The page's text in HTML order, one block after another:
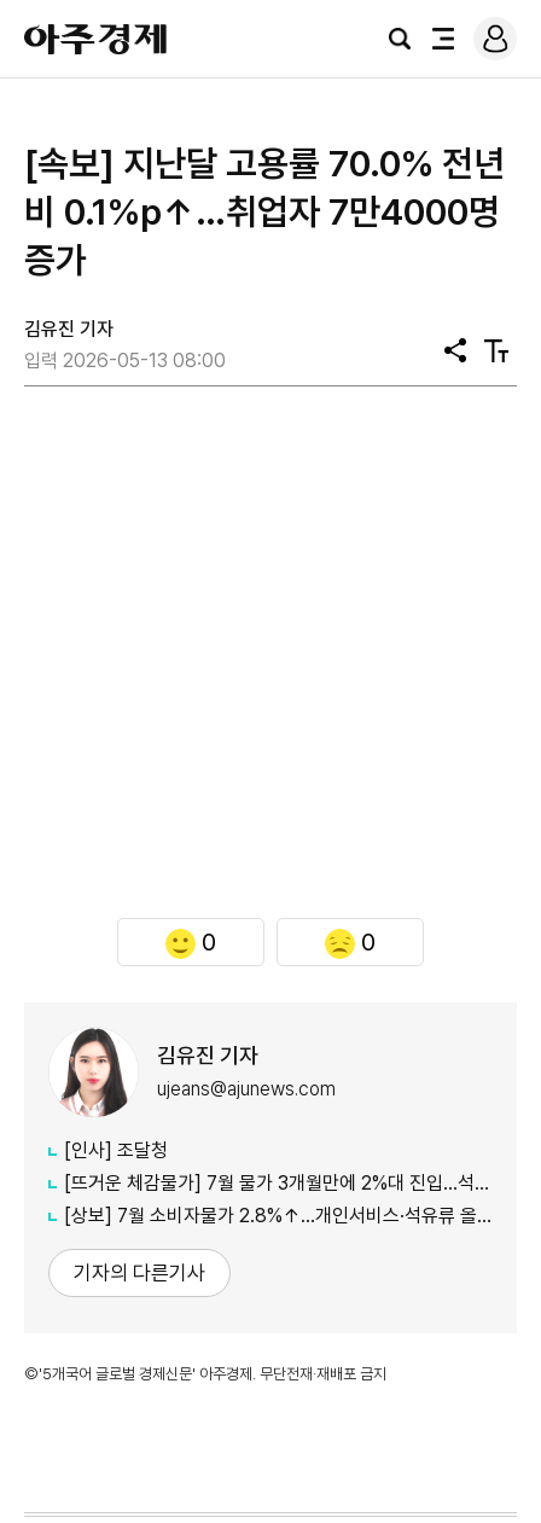
아
주
경
검
전
로
그
[속보] 지난달 고용률 70.0% 전년
비 0.1%p↑…취업자 7만4000명
증가
김유진 기자
입력 2026-05-13 08:00
공
유
텍
스
0 0
김유진 기자
ujeans@ajunews.com
[인사] 조달청
[뜨거운 체감물가] 7월 물가 3개월만에 2%대 진입…석유류·서비스 상승세 여전
[상보] 7월 소비자물가 2.8%↑…개인서비스·석유류 올라
기자의 다른기사
©'5개국어 글로벌 경제신문' 아주경제. 무단전재·재배포 금지